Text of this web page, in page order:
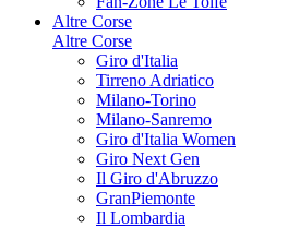
Altre Corse
Altre Corse
Giro d'Italia
Tirreno Adriatico
Milano-Torino
Milano-Sanremo
Giro d'Italia Women
Giro Next Gen
Il Giro d'Abruzzo
GranPiemonte
Il Lombardia